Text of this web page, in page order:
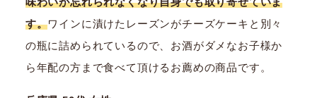
す。ワインに漬けたレーズンがチーズケーキと別々
の瓶に詰められているので、お酒がダメなお子様か
ら年配の方まで食べて頂けるお薦めの商品です。